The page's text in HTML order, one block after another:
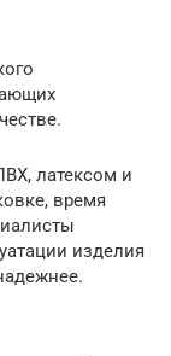
латексом и
время
изделия